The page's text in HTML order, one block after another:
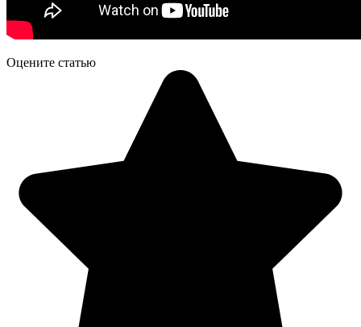
Оцените статью